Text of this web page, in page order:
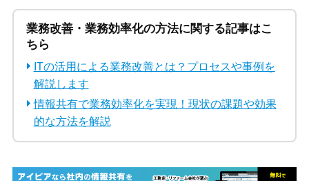
業務改善・業務効率化の方法に関する記事はこ
ちら
ITの活用による業務改善とは？プロセスや事例を
解説します
情報共有で業務効率化を実現！現状の課題や効果
的な方法を解説